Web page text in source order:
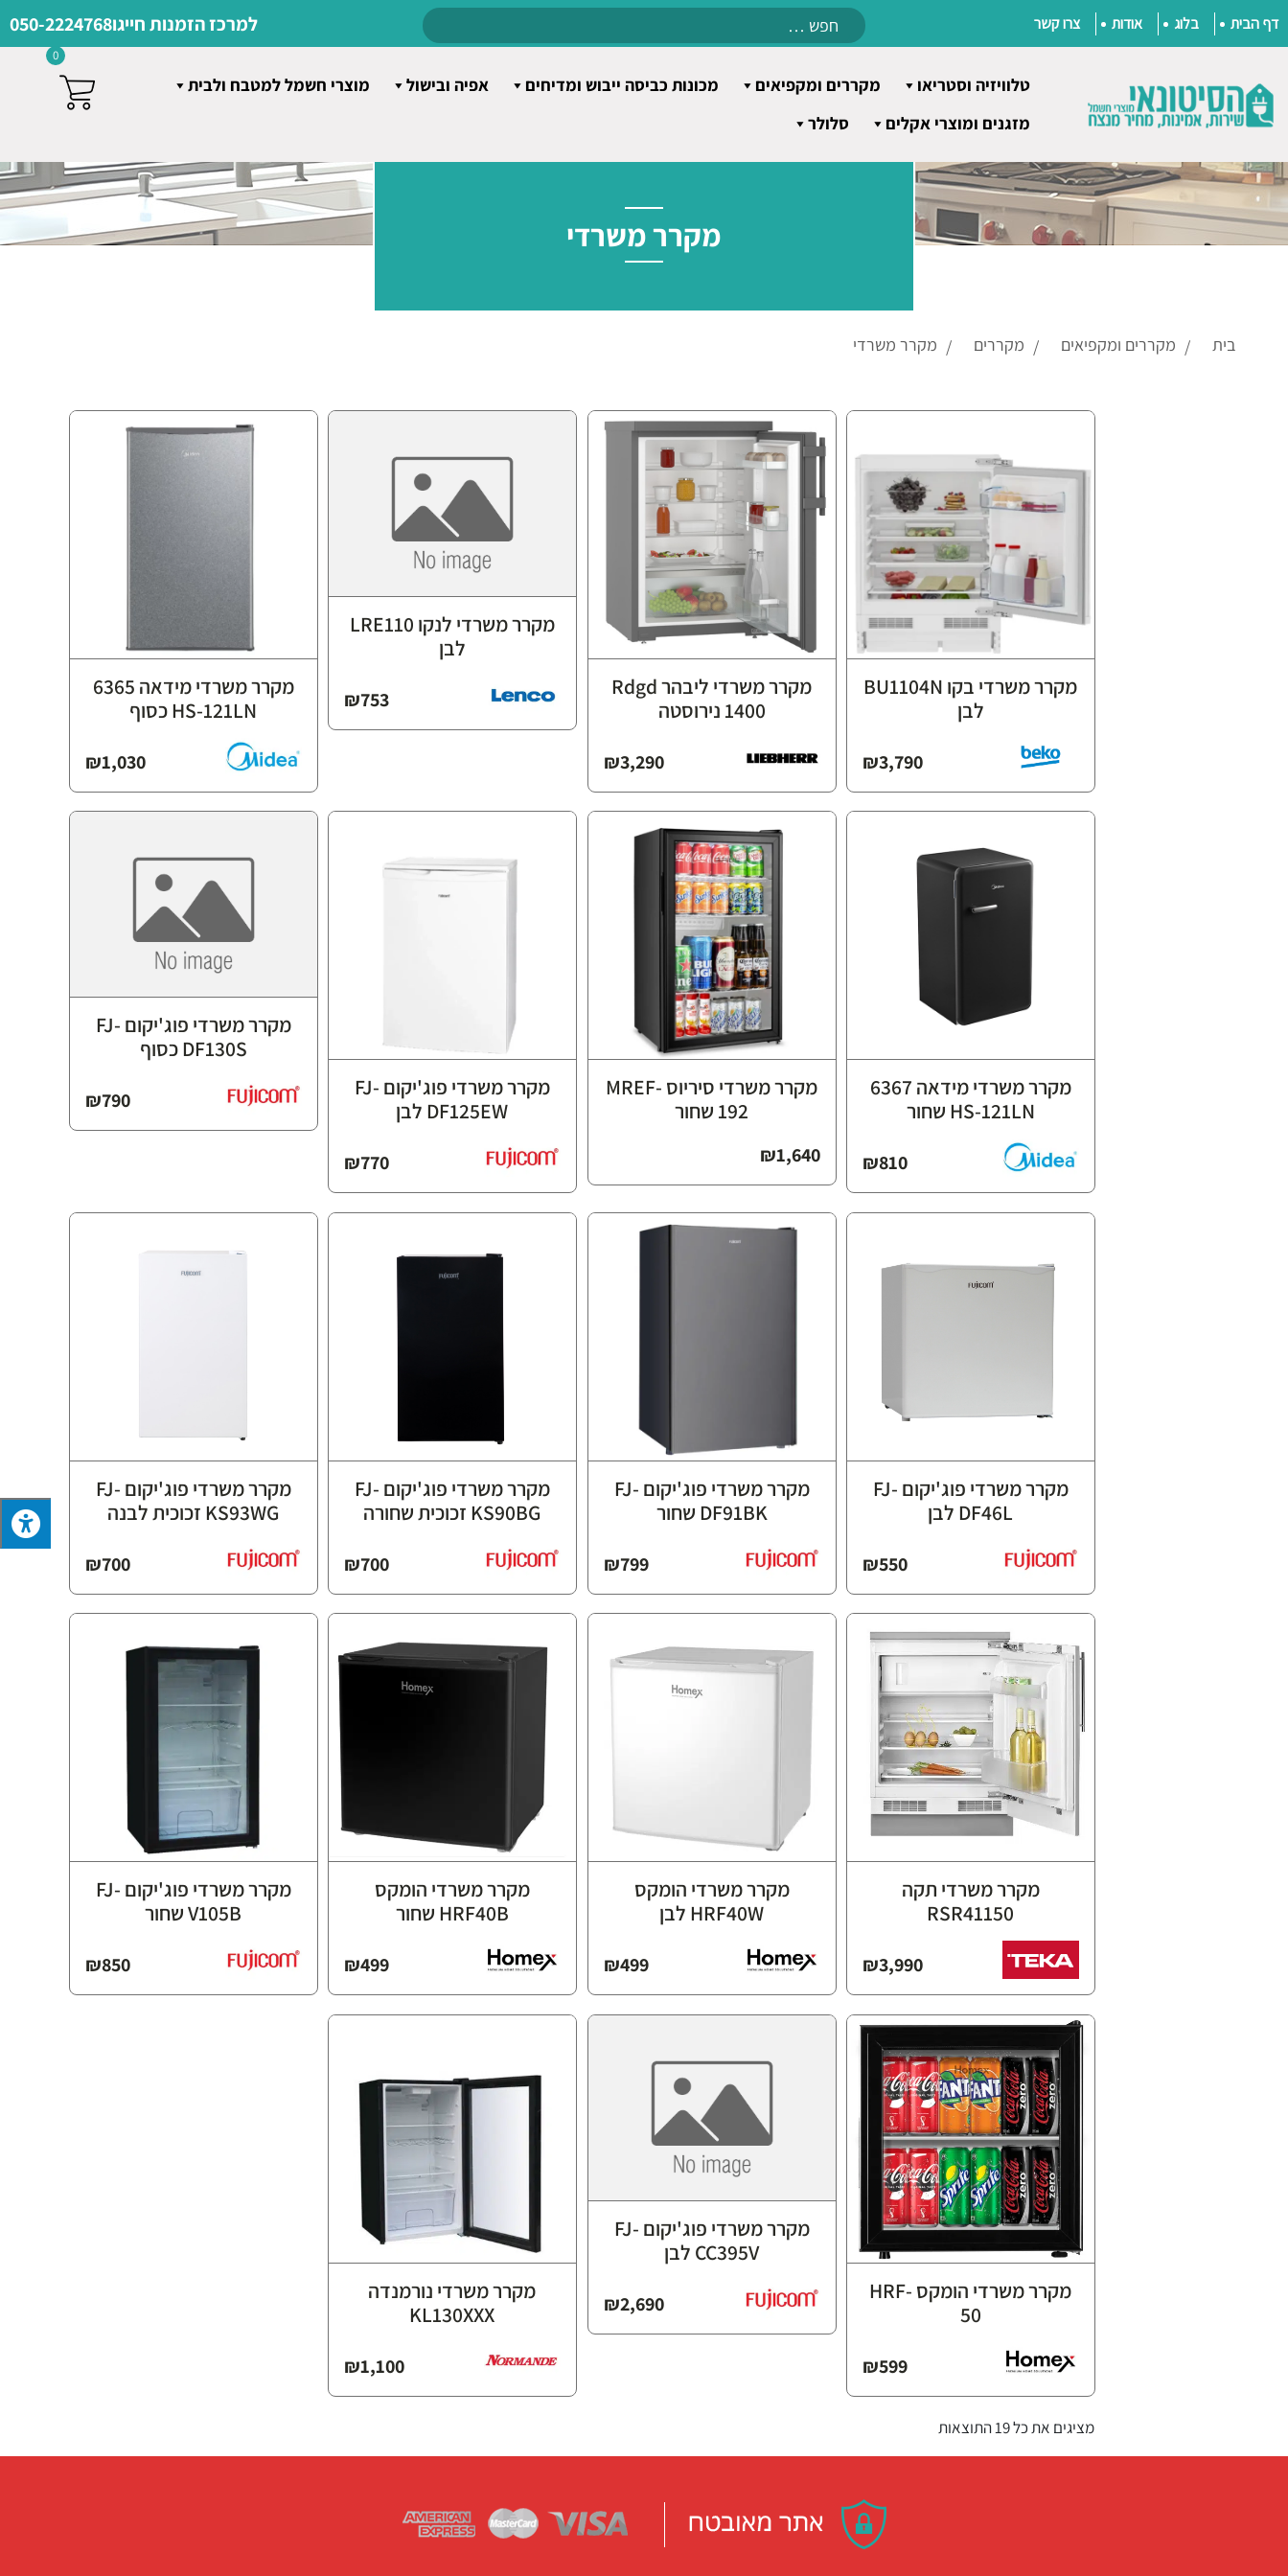
Skip
content
דף הבית בלוג אודות צרו קשר
Search
למרכז הזמנות חייגו050-2224768
טלוויזיה וסטריאו מקררים ומקפיאים מכונות כביסה ייבוש ומדיחים אפיה ובישול
מוצרי חשמל למטבח ולבית
מזגנים ומוצרי אקלים
סלולר
מקרר משרדי
בית מקררים ומקפיאים מקררים מקרר משרדי
מקרר משרדי בקו BU1104N
לבן
₪3,790
מקרר משרדי ליבהר Rdgd
1400 נירוסטה
₪3,290
מקרר משרדי לנקו LRE110
לבן
₪753
מקרר משרדי מידאה 6365
HS-121LN כסוף
₪1,030
מקרר משרדי מידאה 6367
HS-121LN שחור
₪810
מקרר משרדי סיריוס MREF-
192 שחור
₪1,640
מקרר משרדי פוג'יקום FJ-
DF125EW לבן
₪770
מקרר משרדי פוג'יקום FJ-
DF130S כסוף
₪790
מקרר משרדי פוג'יקום FJ-
DF46L לבן
₪550
מקרר משרדי פוג'יקום FJ-
DF91BK שחור
₪799
מקרר משרדי פוג'יקום FJ-
KS90BG זכוכית שחורה
₪700
מקרר משרדי פוג'יקום FJ-
KS93WG זכוכית לבנה
₪700
מקרר משרדי תקה
RSR41150
₪3,990
מקרר משרדי הומקס
HRF40W לבן
₪499
מקרר משרדי הומקס
HRF40B שחור
₪499
מקרר משרדי פוג'יקום FJ-
V105B שחור
₪850
מקרר משרדי הומקס HRF-
50
₪599
מקרר משרדי פוג'יקום FJ-
CC395V לבן
₪2,690
מקרר משרדי נורמנדה
KL130XXX
₪1,100
מציגים את כל ⁦19⁩ התוצאות
0